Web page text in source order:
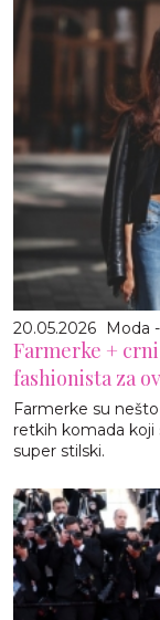
20.05.2026 Moda
Farmerke +
fashionista za
Farmerke su
retkih komada
super stilski.